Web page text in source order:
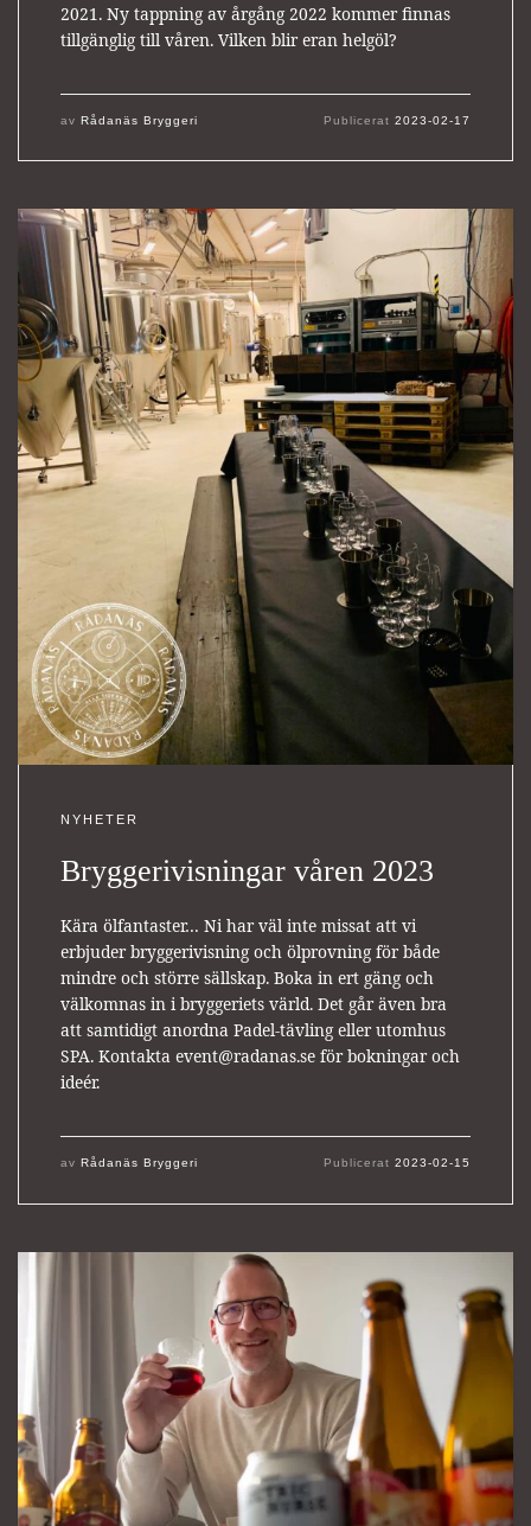
2021. Ny tappning av årgång 2022 kommer finnas
tillgänglig till våren. Vilken blir eran helgöl?
av Rådanäs Bryggeri Publicerat2023-02-17
NYHETER
Bryggerivisningar våren 2023
Kära ölfantaster… Ni har väl inte missat att vi
erbjuder bryggerivisning och ölprovning för både
mindre och större sällskap. Boka in ert gäng och
välkomnas in i bryggeriets värld. Det går även bra
att samtidigt anordna Padel-tävling eller utomhus
SPA. Kontakta event@radanas.se för bokningar och
ideér.
av Rådanäs Bryggeri Publicerat2023-02-15